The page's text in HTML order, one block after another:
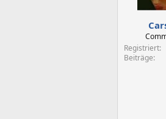
Registriert
Beiträge